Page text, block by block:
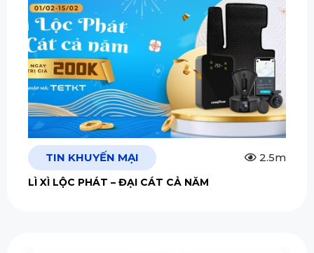
TIN KHUYẾN MẠI 2.5m
LÌ XÌ LỘC PHÁT – ĐẠI CÁT CẢ NĂM